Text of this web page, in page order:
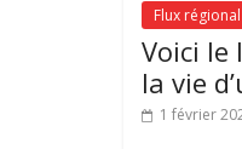
Flux régional
Voici le
la vie
1 février